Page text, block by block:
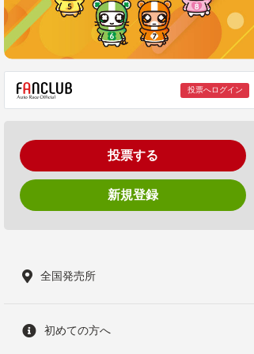
投票へログイン
投票する
新規登録
全国発売所
初めての方へ